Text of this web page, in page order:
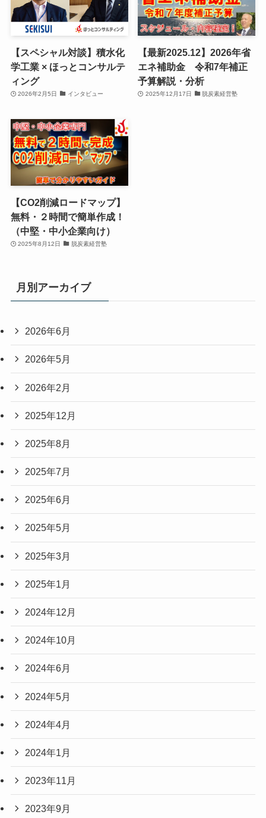
【スペシャル対談】積水化
学工業 × ほっとコンサルテ
ィング
2026年2月5日 インタビュー
【最新2025.12】2026年省
エネ補助金 令和7年補正
予算解説・分析
2025年12月17日 脱炭素経営塾
【CO2削減ロードマップ】
無料・２時間で簡単作成！
（中堅・中小企業向け）
2025年8月12日 脱炭素経営塾
月別アーカイブ
2026年6月
2026年5月
2026年2月
2025年12月
2025年8月
2025年7月
2025年6月
2025年5月
2025年3月
2025年1月
2024年12月
2024年10月
2024年6月
2024年5月
2024年4月
2024年1月
2023年11月
2023年9月